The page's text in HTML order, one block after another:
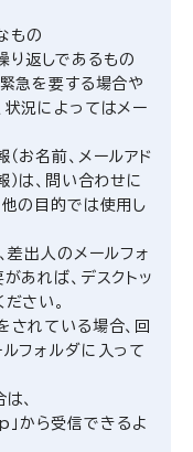
もの
り返しであるもの
急を要する場合や
状況によってはメー
お名前、メールアド
は、問い合わせに
の目的では使用し
差出人のメールフォ
あれば、デスクトッ
さい。
れている場合、回
フォルダに入って
、
ら受信できるよ